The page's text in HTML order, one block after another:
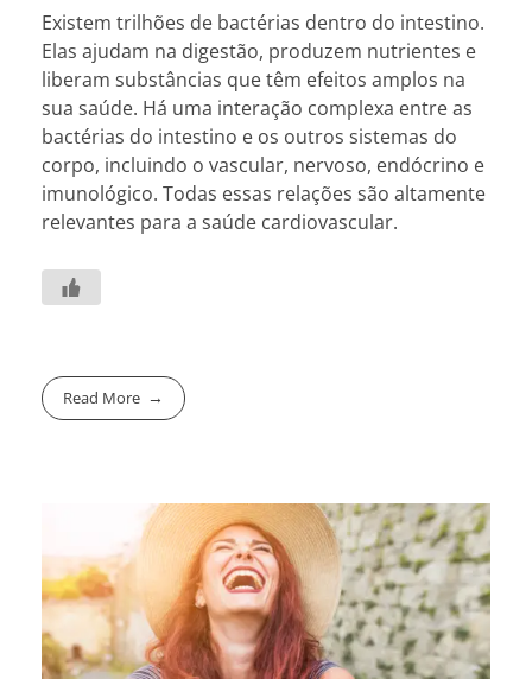
Existem trilhões de bactérias dentro do intestino.
Elas ajudam na digestão, produzem nutrientes e
liberam substâncias que têm efeitos amplos na
sua saúde. Há uma interação complexa entre as
bactérias do intestino e os outros sistemas do
corpo, incluindo o vascular, nervoso, endócrino e
imunológico. Todas essas relações são altamente
relevantes para a saúde cardiovascular.
Read More